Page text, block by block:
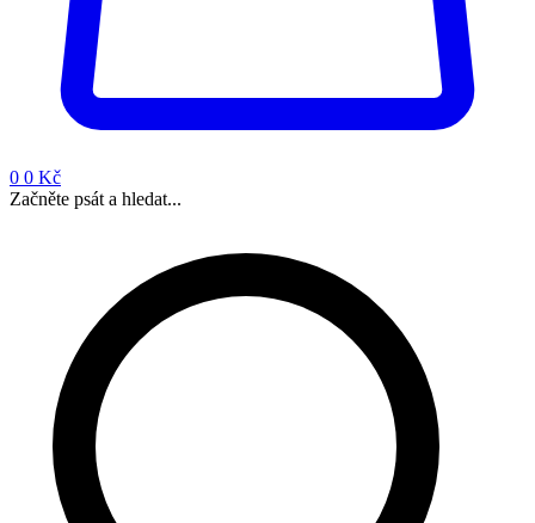
0 0 Kč
Začněte psát a hledat...